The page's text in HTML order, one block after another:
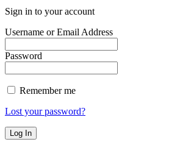
Sign in to your account
Username or Email Address
Password
Remember me
Lost your password?